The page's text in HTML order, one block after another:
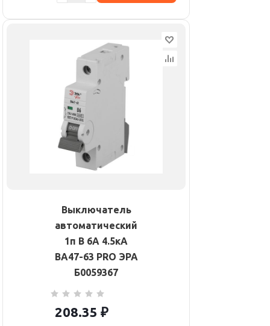
Выключатель
автоматический
1п B 6А 4.5кА
ВА47-63 PRO ЭРА
Б0059367
208.35 ₽